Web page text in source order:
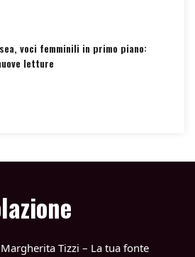
voci femminili in primo piano:
letture
Tizzi – La tua fonte